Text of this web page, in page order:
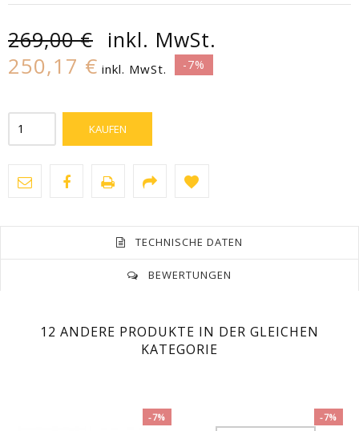
269,00 € inkl. MwSt.
250,17 € inkl. MwSt. -7%
KAUFEN
TECHNISCHE DATEN
BEWERTUNGEN
2,1 Cm
12 ANDERE PRODUKTE IN DER GLEICHEN
KATEGORIE
-7% -7%